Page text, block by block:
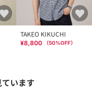
TAKEO KIKUCHI
¥8,800 （50%OFF）